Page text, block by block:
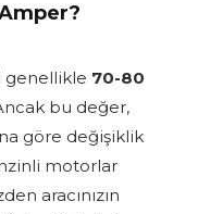
genellikle 70-80
bu değer,
göre değişiklik
motorlar
aracınızın